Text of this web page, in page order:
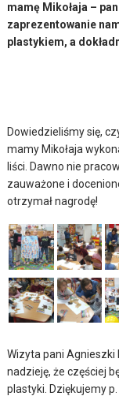
mamę Mikołaja –
zaprezentowanie
plastykiem, a
Dowiedzieliśmy się,
mamy Mikołaja
liści. Dawno nie
zauważone i
otrzymał nagrodę!
Wizyta pani Agnieszki
nadzieję, że częściej
plastyki. Dziękujemy